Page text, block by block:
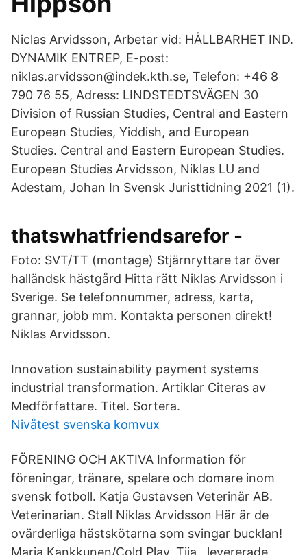
Niclas Arvidsson, Arbetar vid: HÅLLBARHET IND.
DYNAMIK ENTREP, E-post:
niklas.arvidsson@indek.kth.se, Telefon: +46 8
790 76 55, Adress: LINDSTEDTSVÄGEN 30
Division of Russian Studies, Central and Eastern
European Studies, Yiddish, and European
Studies. Central and Eastern European Studies.
European Studies Arvidsson, Niklas LU and
Adestam, Johan In Svensk Juristtidning 2021 (1).
thatswhatfriendsarefor -
Foto: SVT/TT (montage) Stjärnryttare tar över
halländsk hästgård Hitta rätt Niklas Arvidsson i
Sverige. Se telefonnummer, adress, karta,
grannar, jobb mm. Kontakta personen direkt!
Niklas Arvidsson.
Innovation sustainability payment systems
industrial transformation. Artiklar Citeras av
Medförfattare. Titel. Sortera.
Nivåtest svenska komvux
FÖRENING OCH AKTIVA Information för
föreningar, tränare, spelare och domare inom
svensk fotboll. Katja Gustavsen Veterinär AB.
Veterinarian. Stall Niklas Arvidsson Här är de
ovärderliga hästskötarna som svingar bucklan!
Maria Kankkunen/Cold Play, Tiia levererade